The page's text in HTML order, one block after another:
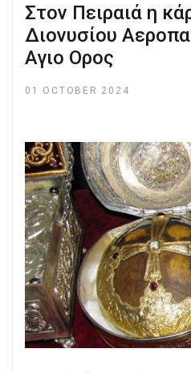
Στον Πειραιά η
Διονυσίου
Αγιο Ορος
01 OCTOBER 2024